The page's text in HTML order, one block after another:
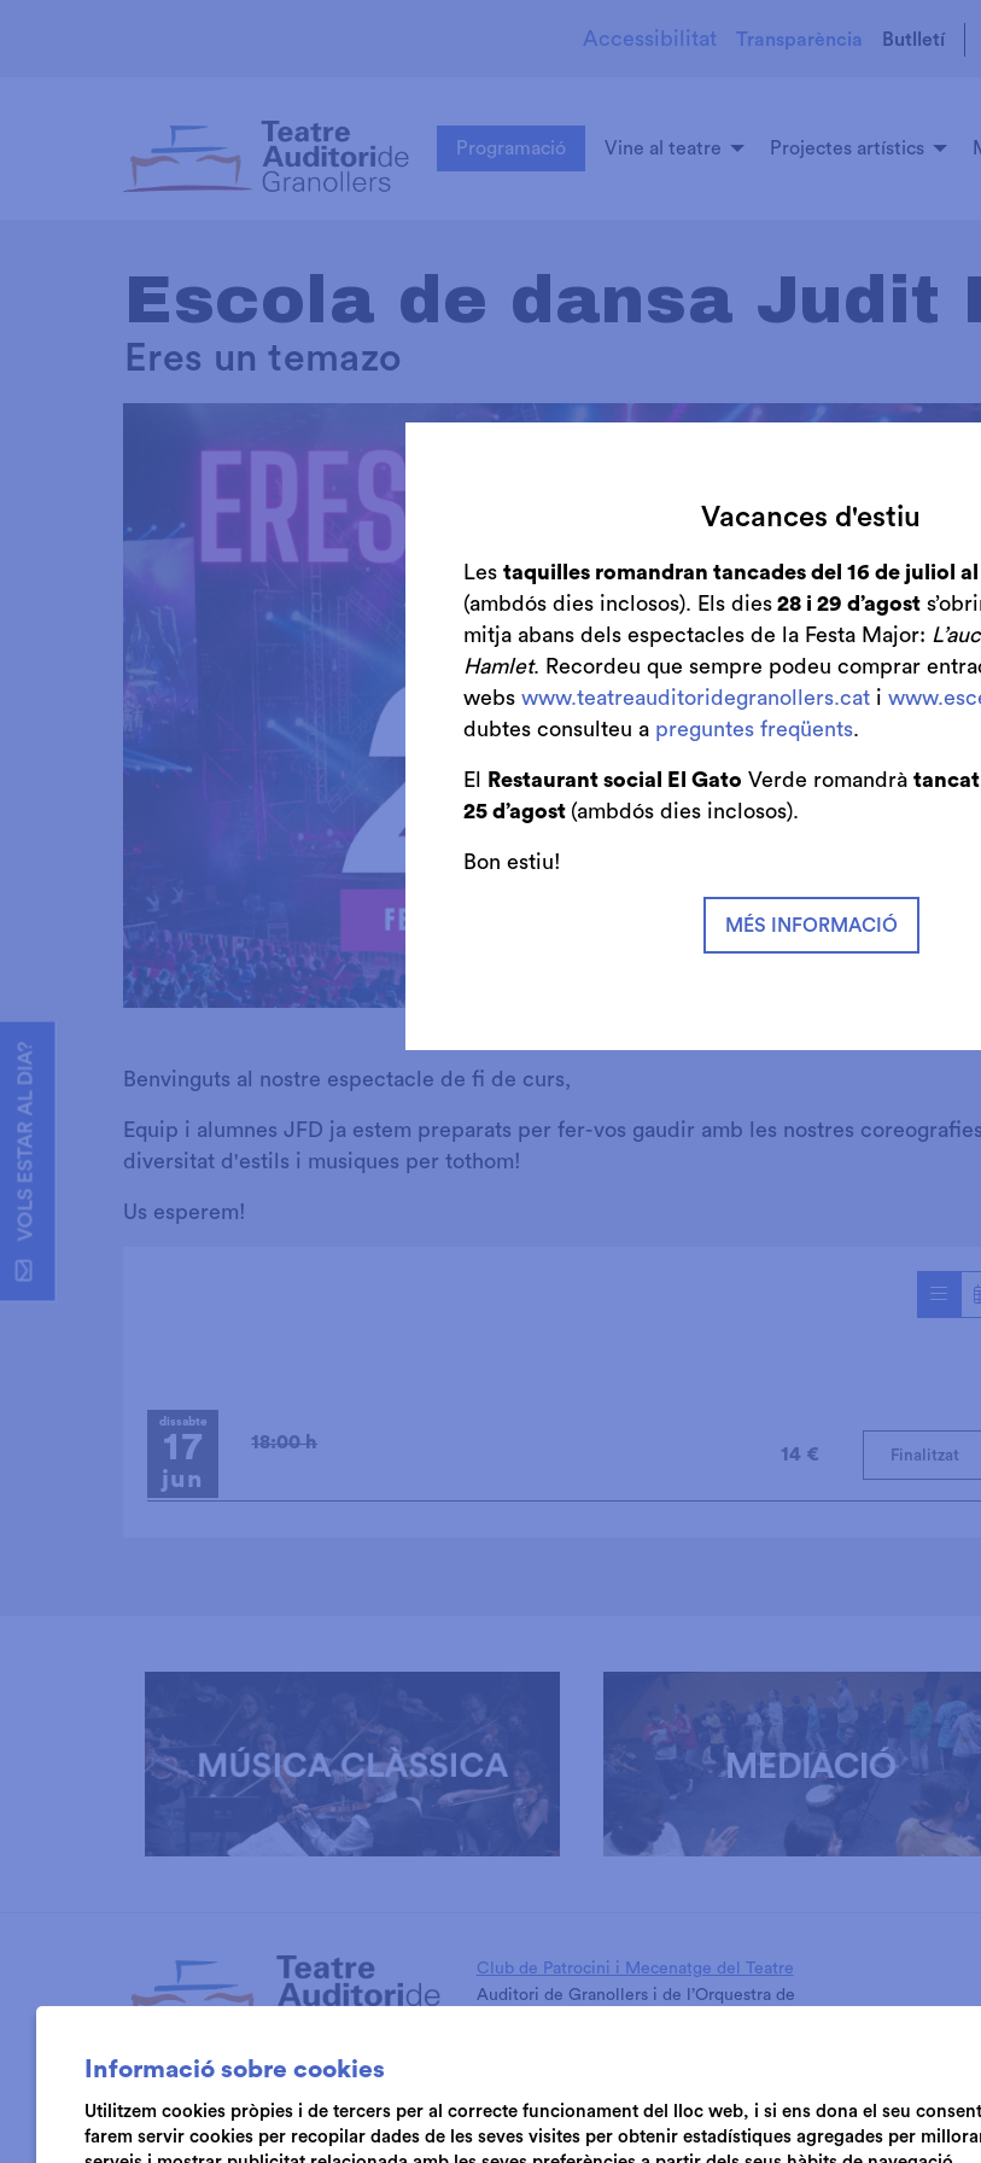
VOLS ESTAR AL DIA?
Butlletí
Transparència
Accessibilitat
Programació Vine al teatre Projectes artístics
Escola de dansa Judit
Eres un temazo
Benvinguts al nostre espectacle de fi de curs,
Equip i alumnes JFD ja estem preparats per fer-vos gaudir amb les nostres
diversitat d'estils i musiques per tothom!
Us esperem!
dissabte
17
jun
18:00 h
14 € Finalitzat
Club de Patrocini i Mecenatge del Teatre
Auditori de Granollers i de l’Orquestra de
Vacances d'estiu
Les taquilles romandran tancades del 16 de juliol
(ambdós dies inclosos). Els dies 28 i 29 d’agost
mitja abans dels espectacles de la Festa Major:
Hamlet. Recordeu que sempre podeu comprar
webs www.teatreauditoridegranollers.cat i
dubtes consulteu a preguntes freqüents.
El Restaurant social El Gato Verde romandrà tancat
25 d’agost (ambdós dies inclosos).
Bon estiu!
MÉS INFORMACIÓ
Informació sobre cookies
Utilitzem cookies pròpies i de tercers per al correcte funcionament del lloc web, i si ens dona el seu
farem servir cookies per recopilar dades de les seves visites per obtenir estadístiques agregades per